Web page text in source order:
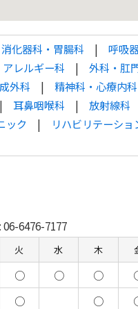
消化器科・胃腸科
呼吸
アレルギー科 外科・肛
外科
精神科・心療内科
耳鼻咽喉科 放射線科
ック リハビリテーショ
06-6476-7177
火 水 木
○ ○ ○
○ ○